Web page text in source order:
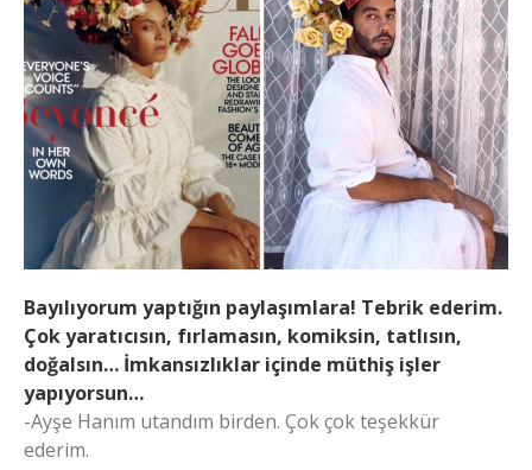
Bayılıyorum yaptığın paylaşımlara! Tebrik ederim.
Çok yaratıcısın, fırlamasın, komiksin, tatlısın,
doğalsın… İmkansızlıklar içinde müthiş işler
yapıyorsun…
-Ayşe Hanım utandım birden. Çok çok teşekkür
ederim.